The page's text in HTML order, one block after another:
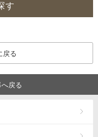
す
戻る
戻る